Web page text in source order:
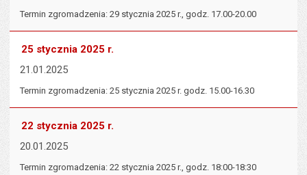
Termin zgromadzenia: 29 stycznia 2025 r., godz. 17.00-20.00
25 stycznia 2025 r.
21.01.2025
Termin zgromadzenia: 25 stycznia 2025 r. godz. 15.00-16.30
22 stycznia 2025 r.
20.01.2025
Termin zgromadzenia: 22 stycznia 2025 r., godz. 18:00-18:30